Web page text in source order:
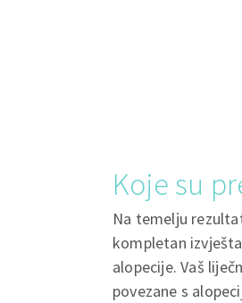
Koje su
Na temelju
kompletan
alopecije. Vaš
povezane s